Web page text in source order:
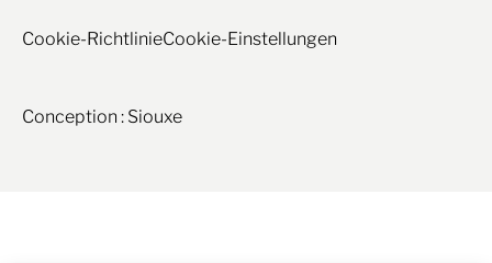
Cookie-RichtlinieCookie-Einstellungen
Conception : Siouxe